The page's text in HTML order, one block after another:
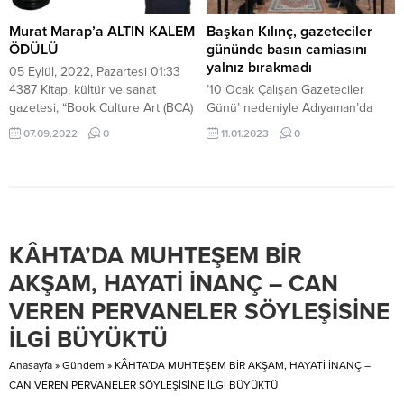
ve ilk yardım, dezenformasyona
karşı doğru bilgi aktarımı gibi
konular alanında uzman sivil
toplum kuruluşu temsilcilerinin ve
akademisyenleri...
Murat Marap’a ALTIN KALEM
ÖDÜLÜ
05 Eylül, 2022, Pazartesi 01:33
4387 Kitap, kültür ve sanat
gazetesi, “Book Culture Art (BCA)
Time’s” tarafından bu yıl ikincisi
gerçekleştirilen “Altın Kalem
Culture Art (BCA) Time’s”
07.09.2022 0
Başkan Kılınç, gazeteciler
gününde basın camiasını
yalnız bırakmadı
’10 Ocak Çalışan Gazeteciler
Günü’ nedeniyle Adıyaman’da
bulunan ulusal ve yerel haber
ajansı temsilcileriyle gazeteciler
çalışanları için bazı haklar ve yasal
güvence sağlayan ‘212 sayılı
Kanun’un Resmi gazetede
yayınlanışı...
11.01.2023 0
KÂHTA’DA MUHTEŞEM BİR
AKŞAM, HAYATİ İNANÇ – CAN
VEREN PERVANELER SÖYLEŞİSİNE
İLGİ BÜYÜKTÜ
Anasayfa » Gündem » KÂHTA’DA MUHTEŞEM BİR AKŞAM, HAYATİ İNANÇ –
CAN VEREN PERVANELER SÖYLEŞİSİNE İLGİ BÜYÜKTÜ